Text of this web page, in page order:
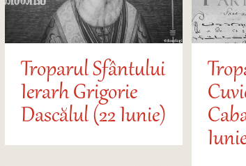
Troparul Sfântului
Ierarh Grigorie
Dascălul (22 Iunie)